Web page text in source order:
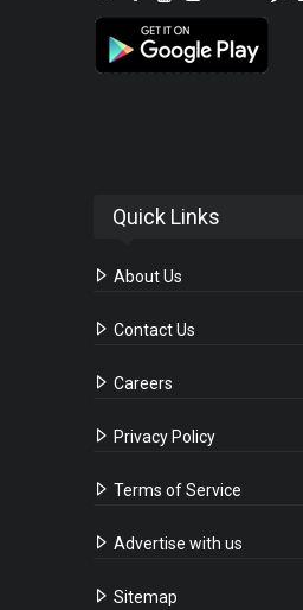
Quick Links
About Us
Contact Us
Careers
Privacy Policy
Terms of Service
Advertise with us
Sitemap